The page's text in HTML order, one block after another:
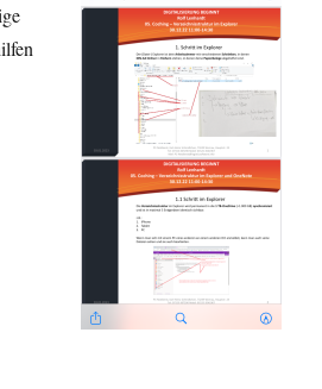
Windows 10 oder 11“